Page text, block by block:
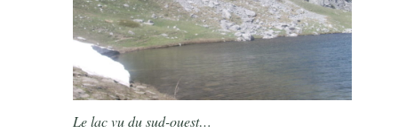
Le lac vu du sud-ouest…